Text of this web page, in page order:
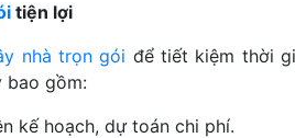
tiện lợi
nhà trọn gói để tiết kiệm thời
bao gồm:
kế hoạch, dự toán chi phí.